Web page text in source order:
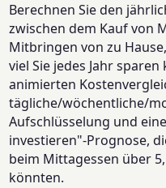
Berechnen Sie den
zwischen dem Kauf von
Mitbringen von zu
viel Sie jedes Jahr
animierten
tägliche/wöchentliche/
Aufschlüsselung und
investieren"-Prognose,
beim Mittagessen über
könnten.